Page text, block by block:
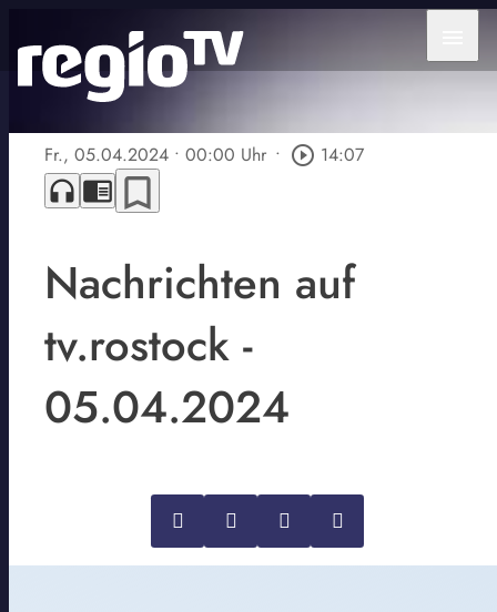
Fr., 05.04.2024 • 00:00 Uhr • play_circle_outline 14:07
headphones chrome_reader_mode bookmark_border
Nachrichten auf
tv.rostock -
05.04.2024